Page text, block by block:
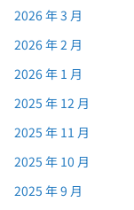
2026 年 3 月
2026 年 2 月
2026 年 1 月
2025 年 12 月
2025 年 11 月
2025 年 10 月
2025 年 9 月